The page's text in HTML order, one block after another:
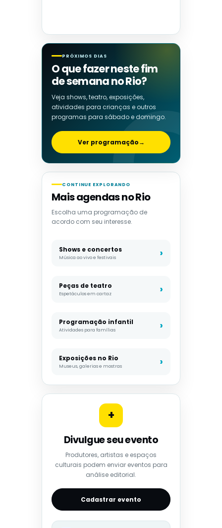
PRÓXIMOS DIAS
O que fazer neste fim
de semana no Rio?
Veja shows, teatro, exposições,
atividades para crianças e outros
programas para sábado e domingo.
Ver programação→
CONTINUE EXPLORANDO
Mais agendas no Rio
Escolha uma programação de
acordo com seu interesse.
Shows e concertos
Música ao vivo e festivais
Peças de teatro
Espetáculos em cartaz
Programação infantil
Atividades para famílias
Exposições no Rio
Museus, galerias e mostras
+
Divulgue seu evento
Produtores, artistas e espaços
culturais podem enviar eventos para
análise editorial.
Cadastrar evento